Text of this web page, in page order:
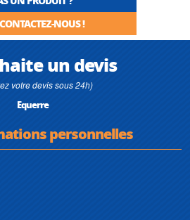
NOUS !
un devis
votre devis sous 24h)
Equerre
personnelles